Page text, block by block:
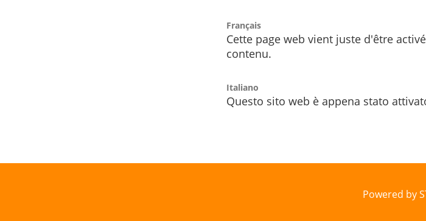
Français
Cette page web vient juste d'être
contenu.
Italiano
Questo sito web è appena stato
Powered by